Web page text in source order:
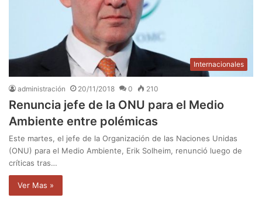
Internacionales
administración 20/11/2018 0 210
Renuncia jefe de la ONU para el Medio
Ambiente entre polémicas
Este martes, el jefe de la Organización de las Naciones Unidas
(ONU) para el Medio Ambiente, Erik Solheim, renunció luego de
críticas tras…
Ver Mas »